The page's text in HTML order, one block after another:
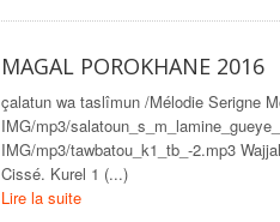
MAGAL POROKHANE 2016
çalatun wa taslîmun /Mélodie Serigne
IMG/mp3/
IMG/mp3/tawbatou_k1_tb_-2.mp3
Cissé. Kurel 1 (...)
Lire la suite